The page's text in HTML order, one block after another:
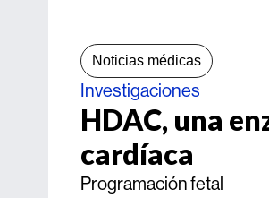
Noticias médicas
Investigaciones
HDAC, una
cardíaca
Programación fetal